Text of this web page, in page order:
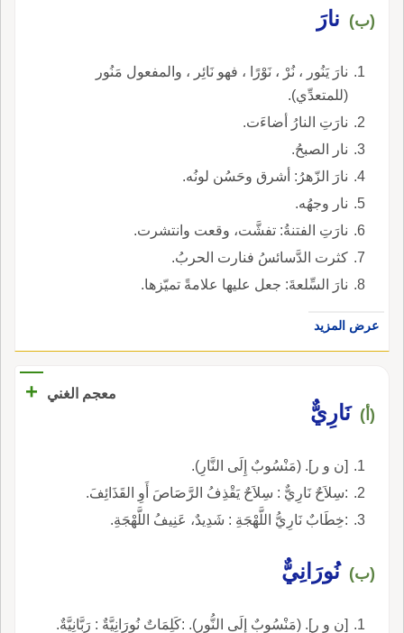
(ب) نارَ
نارَ يَنُور ، نُرْ ، نَوْرًا ، فهو نَائِر ، والمفعول مَنُور
(للمتعدِّي).
نارَتِ النارُ أضاءَت.
نار الصبحُ.
نارَ الزّهرُ: أشرق وحَسُن لونُه.
نار وجهُه.
نارَتِ الفتنةُ: تفشَّت، وقعت وانتشرت.
كثرت الدَّسائسُ فنارت الحربُ.
نارَ السِّلعةَ: جعل عليها علامةً تميّزها.
عرض المزيد
معجم الغني +
(أ) نَارِيٌّ
[ن و ر]. (مَنْسُوبٌ إِلَى النَّارِ).
:سِلاَحٌ نَارِيٌّ : سِلاَحٌ يَقْذِفُ الرَّصَاصَ أَوِ القَذَائِفَ.
:خِطَابٌ نَارِيُّ اللَّهْجَةِ : شَدِيدٌ، عَنِيفُ اللَّهْجَةِ.
(ب) نُورَانِيٌّ
[ن و ر]. (مَنْسُوبٌ إِلَى النُّورِ). :كَلِمَاتٌ نُورَانِيَّةٌ : رَبَّانِيَّةٌ.